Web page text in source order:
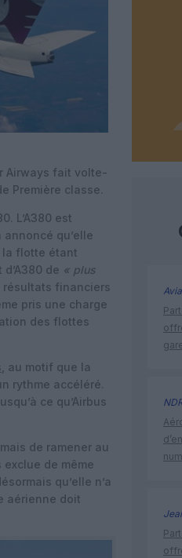
Airways fait volte-
Première classe.
L’A380 est
qu’elle
la flotte étant
de « plus
résultats financiers
pris une charge
des flottes
, au motif que la
rythme accéléré.
ce qu’Airbus
de ramener au
exclue de même
qu’elle n’a
aérienne doit